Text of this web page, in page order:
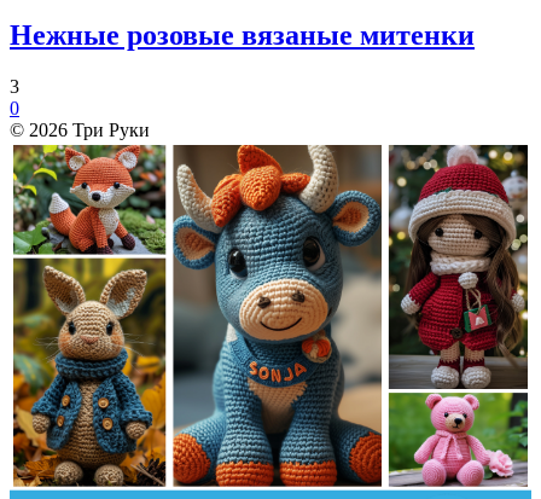
Нежные розовые вязаные митенки
3
0
© 2026 Три Руки